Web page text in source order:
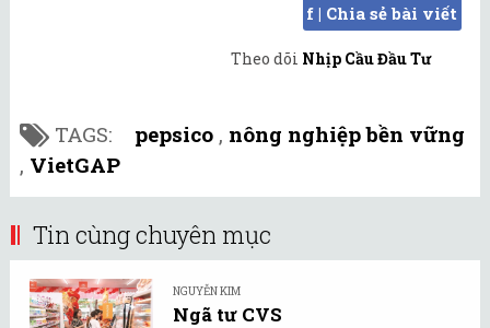
f | Chia sẻ bài viết
Theo dõi Nhịp Cầu Đầu Tư
TAGS: pepsico , nông nghiệp bền vững
, VietGAP
Tin cùng chuyên mục
NGUYỄN KIM
Ngã tư CVS